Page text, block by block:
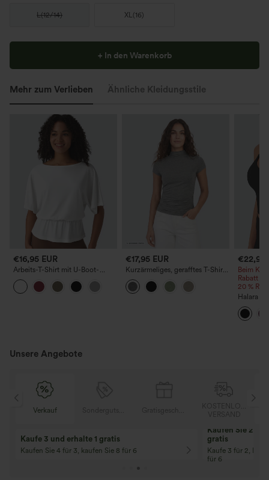
L(12/14) XL(16)
+ In den Warenkorb
Mehr zum Verlieben Ähnliche Kleidungsstile
€16,95 EUR
Arbeits-T-Shirt mit U-Boot-
Ausschnitt und halblangen
Ärmeln
€17,95 EUR
Kurzärmeliges, gerafftes T-Shirt
mit Stehkragen
€22,95
Beim
Rabatt |
20 %
Halara
schnell
Yoga-
Unsere Angebote
Verkauf
Kaufe 3 und erhalte 1 gratis
Kaufen Sie 4 für 3, kaufen Sie 8 für 6
Kaufen Sie 2
gratis
Kaufe 3 für 2,
für 6